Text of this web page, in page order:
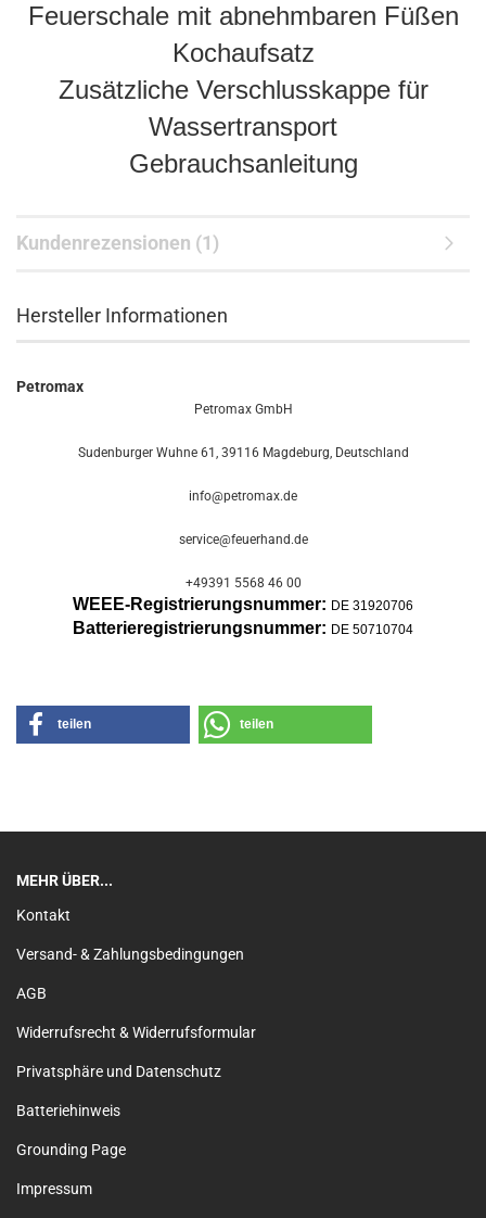
Feuerschale mit abnehmbaren Füßen
Kochaufsatz
Zusätzliche Verschlusskappe für
Wassertransport
Gebrauchsanleitung
Kundenrezensionen (1)
Hersteller Informationen
Petromax
Petromax GmbH
Sudenburger Wuhne 61, 39116 Magdeburg, Deutschland
info@petromax.de
service@feuerhand.de
+49391 5568 46 00
WEEE-Registrierungsnummer: DE 31920706
Batterieregistrierungsnummer: DE 50710704
teilen teilen
MEHR ÜBER...
Kontakt
Versand- & Zahlungsbedingungen
AGB
Widerrufsrecht & Widerrufsformular
Privatsphäre und Datenschutz
Batteriehinweis
Grounding Page
Impressum